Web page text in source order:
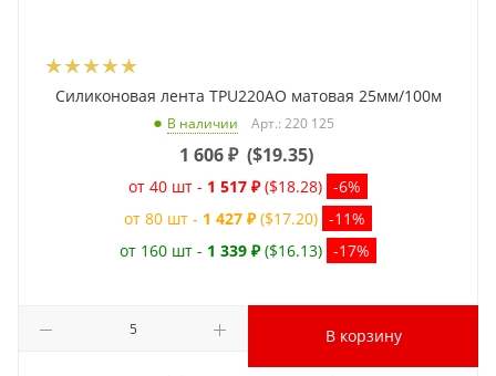
Силиконовая лента TPU220AO матовая 25мм/100м
В наличии Арт.: 220 125
1 606₽ ($19.35)
от 40 шт - 1 517 ₽ ($18.28) -6%
от 80 шт - 1 427 ₽ ($17.20) -11%
от 160 шт - 1 339 ₽ ($16.13) -17%
В корзину